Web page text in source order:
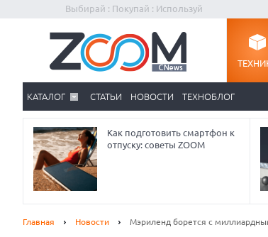
Выбирай : Покупай : Используй
КАТАЛОГ СТАТЬИ НОВОСТИ ТЕХНОБЛОГ
Как подготовить смартфон к
отпуску: советы ZOOM
Главная Новости Мэриленд борется с